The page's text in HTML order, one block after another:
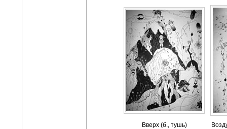
Вверх (б., тушь)